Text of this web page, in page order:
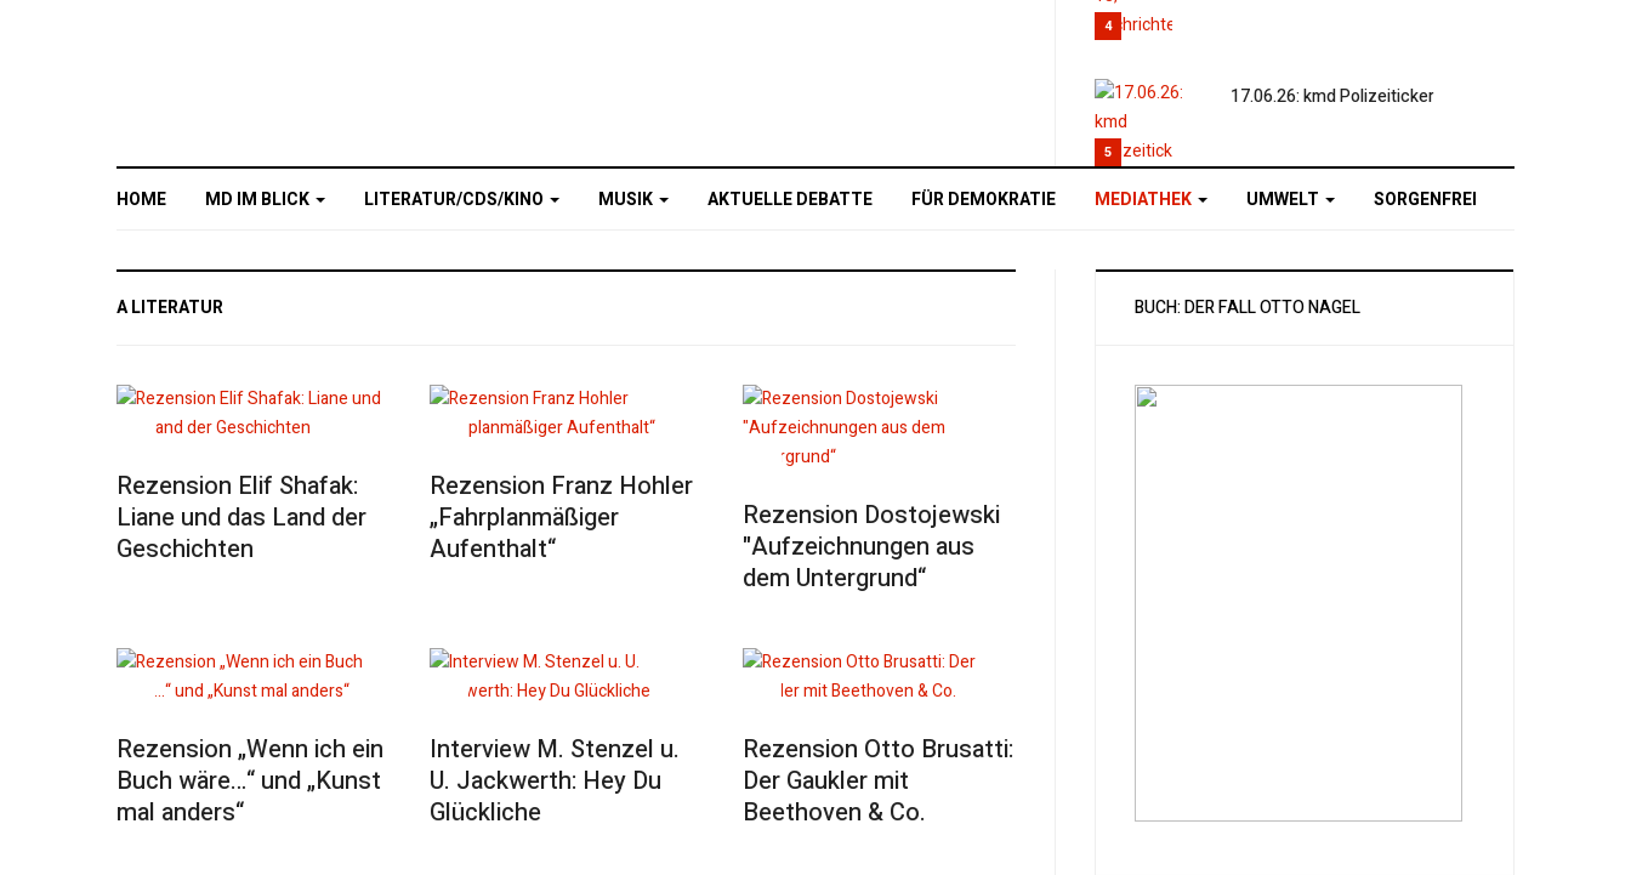
4
5
17.06.26: kmd Polizeiticker
HOME MD IM BLICK LITERATUR/CDS/KINO MUSIK AKTUELLE DEBATTE FÜR DEMOKRATIE MEDIATHEK UMWELT SORGENFREI
A LITERATUR
Rezension Elif Shafak:
Liane und das Land der
Geschichten
Rezension Franz Hohler
„Fahrplanmäßiger
Aufenthalt“
Rezension Dostojewski
"Aufzeichnungen aus
dem Untergrund“
Rezension „Wenn ich ein
Buch wäre…“ und „Kunst
mal anders“
Interview M. Stenzel u.
U. Jackwerth: Hey Du
Glückliche
Rezension Otto Brusatti:
Der Gaukler mit
Beethoven & Co.
BUCH: DER FALL OTTO NAGEL